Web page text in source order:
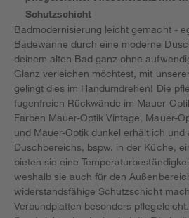
Schutzschicht
Badmodernisierung leicht gemacht -
Badewanne durch eine moderne
deinem alten Bad ganz ohne
Glanz verleichen möchtest, mit
gelingt dies im Handumdrehen! Die
fugenfreien Rückwände im Mauer-
Farben Mauer-Optik Vintage, Mauer-
und Mauer-Optik dunkel erhältlich
Duschbereichs, bspw. in der Küche,
bieten sie eine
weshalb sie auch für den
widerstandsfähige Schutzschicht
Verbundplatten besonders